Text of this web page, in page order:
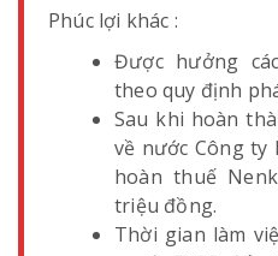
Phúc lợi khác :
Được hưởng
theo quy định
Sau khi hoàn
về nước Công
hoàn thuế
triệu đồng.
Thời gian làm